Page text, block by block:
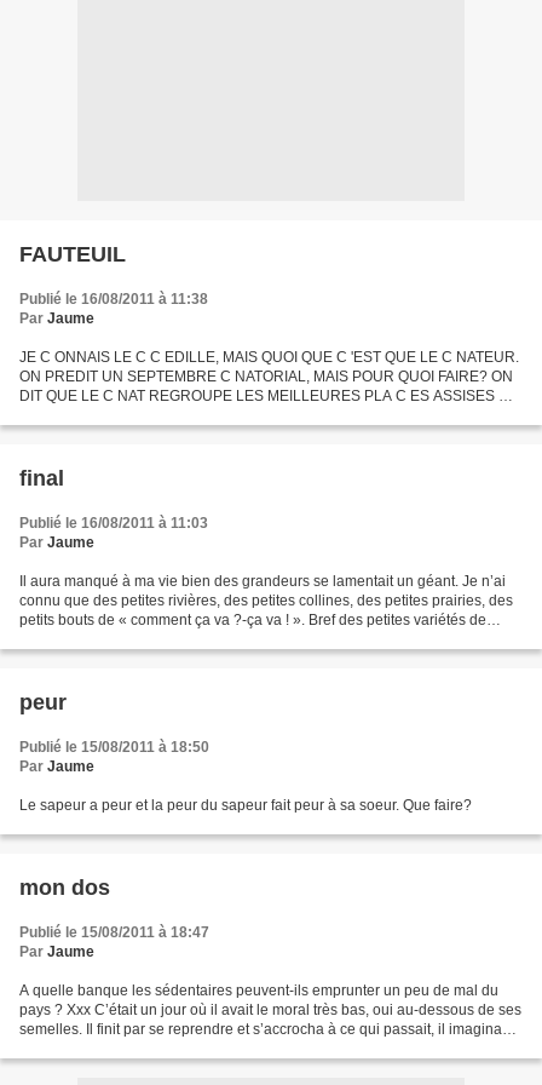
FAUTEUIL
Publié le 16/08/2011 à 11:38
Par Jaume
JE C ONNAIS LE C C EDILLE, MAIS QUOI QUE C 'EST QUE LE C NATEUR.
ON PREDIT UN SEPTEMBRE C NATORIAL, MAIS POUR QUOI FAIRE? ON
DIT QUE LE C NAT REGROUPE LES MEILLEURES PLA C ES ASSISES DU
HISTOIRE...
final
Publié le 16/08/2011 à 11:03
Par Jaume
Il aura manqué à ma vie bien des grandeurs se lamentait un géant. Je n’ai
connu que des petites rivières, des petites collines, des petites prairies, des
petits bouts de « comment ça va ?-ça va ! ». Bref des petites variétés de
peur
Publié le 15/08/2011 à 18:50
Par Jaume
Le sapeur a peur et la peur du sapeur fait peur à sa soeur. Que faire?
mon dos
Publié le 15/08/2011 à 18:47
Par Jaume
A quelle banque les sédentaires peuvent-ils emprunter un peu de mal du
pays ? Xxx C’était un jour où il avait le moral très bas, oui au-dessous de ses
semelles. Il finit par se reprendre et s’accrocha à ce qui passait, il imagina